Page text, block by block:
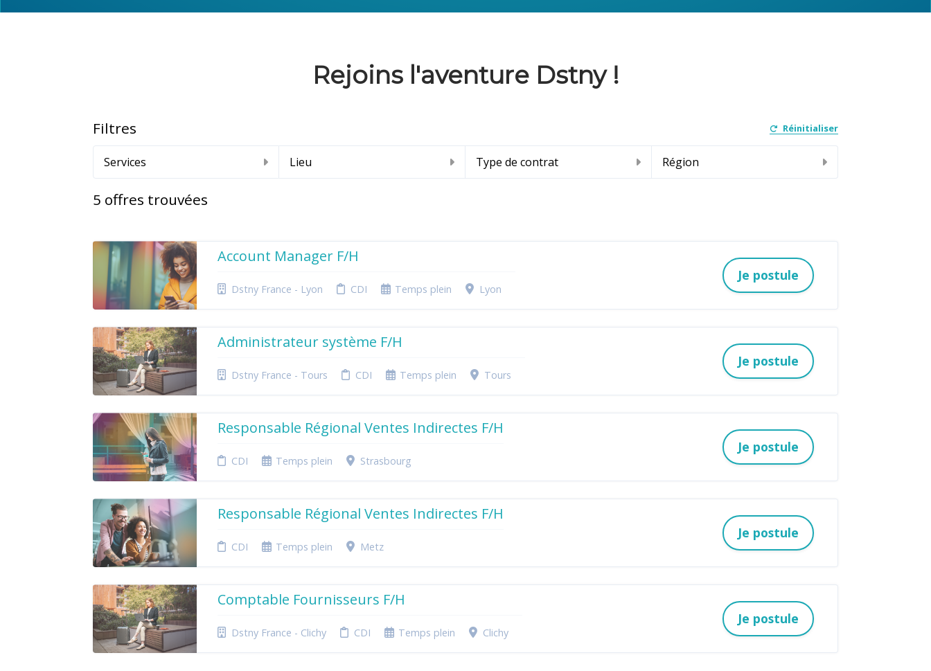
Rejoins l'aventure Dstny !
Filtres Réinitialiser
Services Lieu Type de contrat Région
5 offres trouvées
Account Manager F/H
Dstny France - Lyon CDI Temps plein Lyon
Je postule
Administrateur système F/H
Dstny France - Tours CDI Temps plein Tours
Je postule
Responsable Régional Ventes Indirectes F/H
CDI Temps plein Strasbourg
Je postule
Responsable Régional Ventes Indirectes F/H
CDI Temps plein Metz
Je postule
Comptable Fournisseurs F/H
Dstny France - Clichy CDI Temps plein Clichy
Je postule